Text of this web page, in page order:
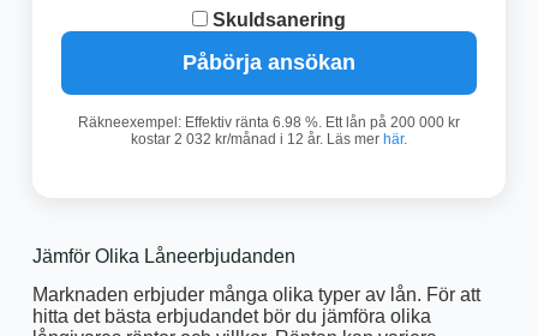
Skuldsanering
Påbörja ansökan
Räkneexempel: Effektiv ränta 6.98 %. Ett lån på 200 000 kr
kostar 2 032 kr/månad i 12 år. Läs mer här.
Jämför Olika Låneerbjudanden
Marknaden erbjuder många olika typer av lån. För att
hitta det bästa erbjudandet bör du jämföra olika